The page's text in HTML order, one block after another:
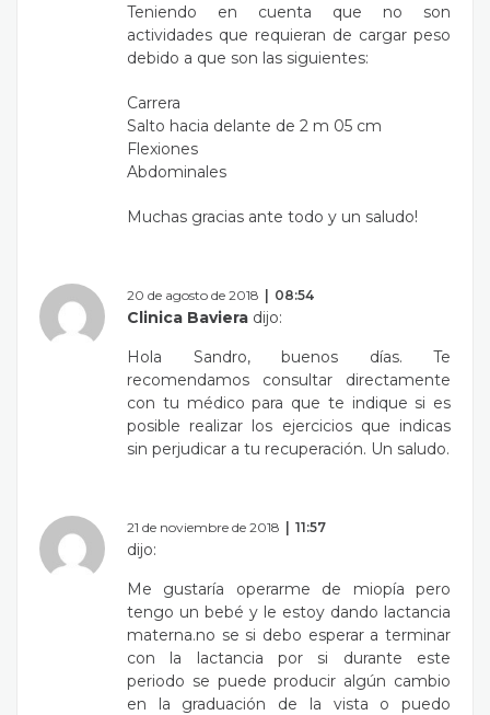
Teniendo en cuenta que no son
actividades que requieran de cargar peso
debido a que son las siguientes:
Carrera
Salto hacia delante de 2 m 05 cm
Flexiones
Abdominales
Muchas gracias ante todo y un saludo!
20 de agosto de 2018 08:54
Clinica Baviera dijo:
Hola Sandro, buenos días. Te
recomendamos consultar directamente
con tu médico para que te indique si es
posible realizar los ejercicios que indicas
sin perjudicar a tu recuperación. Un saludo.
21 de noviembre de 2018 11:57
dijo:
Me gustaría operarme de miopía pero
tengo un bebé y le estoy dando lactancia
materna.no se si debo esperar a terminar
con la lactancia por si durante este
periodo se puede producir algún cambio
en la graduación de la vista o puedo